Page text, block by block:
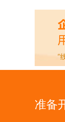
准备